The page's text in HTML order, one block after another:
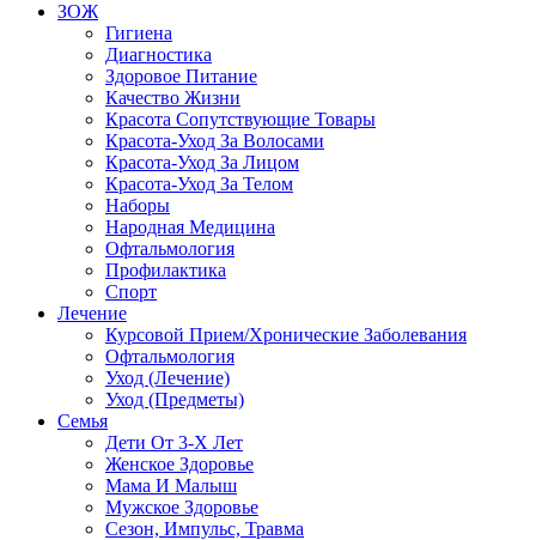
ЗОЖ
Гигиена
Диагностика
Здоровое Питание
Качество Жизни
Красота Сопутствующие Товары
Красота-Уход За Волосами
Красота-Уход За Лицом
Красота-Уход За Телом
Наборы
Народная Медицина
Офтальмология
Профилактика
Спорт
Лечение
Курсовой Прием/Хронические Заболевания
Офтальмология
Уход (Лечение)
Уход (Предметы)
Семья
Дети От 3-Х Лет
Женское Здоровье
Мама И Малыш
Мужское Здоровье
Сезон, Импульс, Травма